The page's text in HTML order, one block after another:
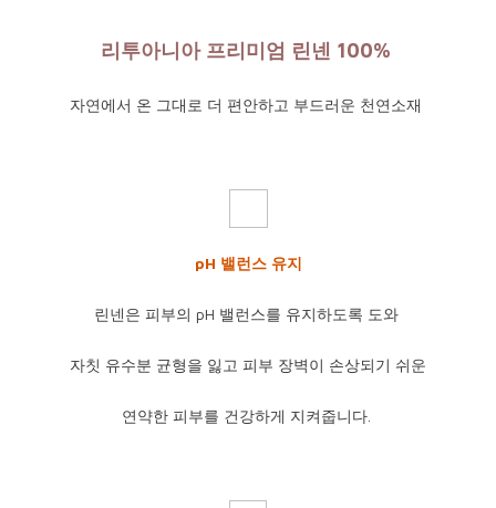
리투아니아 프리미엄 린넨 100%
자연에서 온 그대로 더 편안하고 부드러운 천연소재
pH 밸런스 유지
린넨은 피부의 pH 밸런스를 유지하도록 도와
자칫 유수분 균형을 잃고 피부 장벽이 손상되기 쉬운
연약한 피부를 건강하게 지켜줍니다.